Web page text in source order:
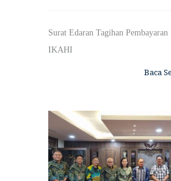
Surat Edaran Tagihan Pembayaran
IKAHI
Baca